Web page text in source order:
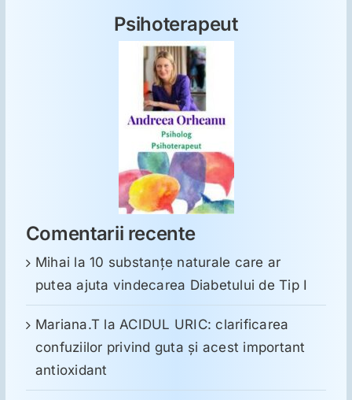
Psihoterapeut
Comentarii recente
Mihai la10 substanţe naturale care ar
putea ajuta vindecarea Diabetului de Tip I
Mariana.T la ACIDUL URIC: clarificarea
confuziilor privind guta și acest important
antioxidant